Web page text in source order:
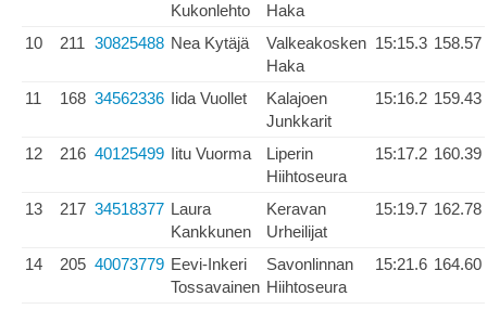
Kukonlehto
Haka
10 211 30825488 Nea Kytäjä
Valkeakosken
Haka
15:15.3 158.57
11 168 34562336 Iida Vuollet
Kalajoen
Junkkarit
15:16.2 159.43
12 216 40125499 Iitu Vuorma
Liperin
Hiihtoseura
15:17.2 160.39
13 217 34518377 Laura
Kankkunen
Keravan
Urheilijat
15:19.7 162.78
14 205 40073779 Eevi-Inkeri
Tossavainen
Savonlinnan
Hiihtoseura
15:21.6 164.60